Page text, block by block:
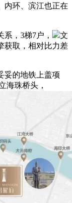
内环、滨江也正在
，3梯7户，
文
获取，相对比力差
的地铁上盖项
海珠桥头，